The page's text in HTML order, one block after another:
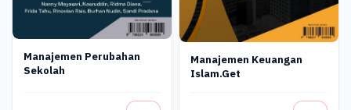
Manajemen Perubahan
Sekolah
Manajemen Keuangan
Islam.get